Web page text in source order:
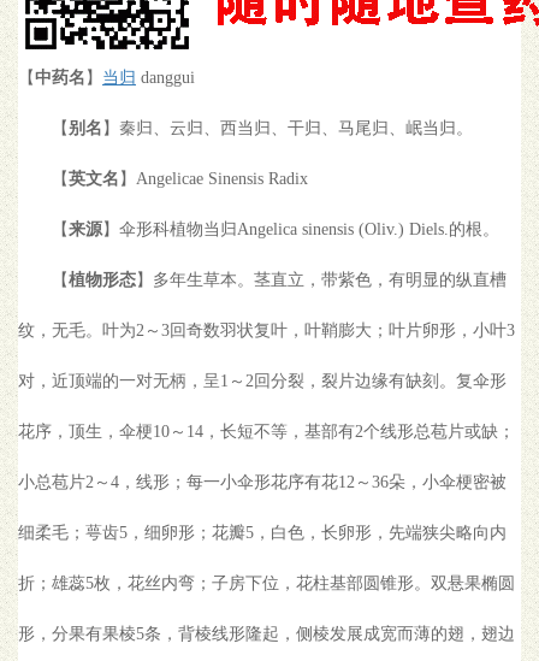
【中药名 】 当归 danggui
【别名 】秦归、云归、西当归、干归、马尾归、岷当归。
【英文名 】Angelicae Sinensis Radix
【来源】伞形科植物当归Angelica sinensis (Oliv.) Diels.的根。
【植物形态】多年生草本。茎直立，带紫色，有明显的纵直槽
纹，无毛。叶为2～3回奇数羽状复叶，叶鞘膨大；叶片卵形，小叶3
对，近顶端的一对无柄，呈1～2回分裂，裂片边缘有缺刻。复伞形
花序，顶生，伞梗10～14，长短不等，基部有2个线形总苞片或缺；
小总苞片2～4，线形；每一小伞形花序有花12～36朵，小伞梗密被
细柔毛；萼齿5，细卵形；花瓣5，白色，长卵形，先端狭尖略向内
折；雄蕊5枚，花丝内弯；子房下位，花柱基部圆锥形。双悬果椭圆
形，分果有果棱5条，背棱线形隆起，侧棱发展成宽而薄的翅，翅边